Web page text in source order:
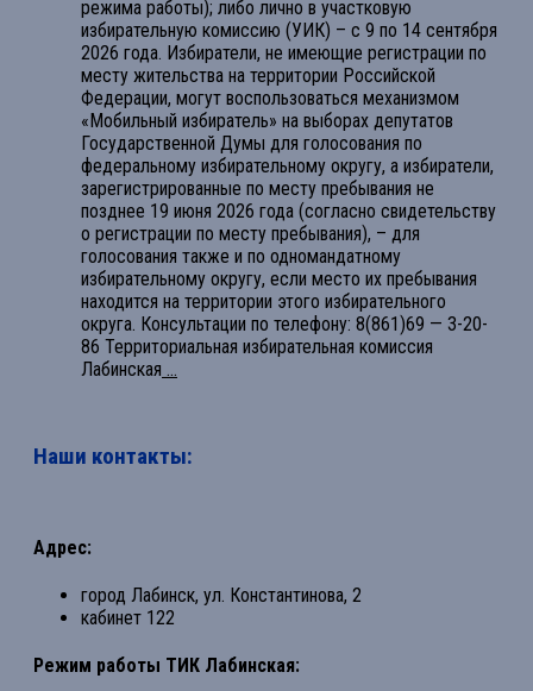
режима работы); либо лично в участковую
избирательную комиссию (УИК) – с 9 по 14 сентября
2026 года. Избиратели, не имеющие регистрации по
месту жительства на территории Российской
Федерации, могут воспользоваться механизмом
«Мобильный избиратель» на выборах депутатов
Государственной Думы для голосования по
федеральному избирательному округу, а избиратели,
зарегистрированные по месту пребывания не
позднее 19 июня 2026 года (согласно свидетельству
о регистрации по месту пребывания), – для
голосования также и по одномандатному
избирательному округу, если место их пребывания
находится на территории этого избирательного
округа. Консультации по телефону: 8(861)69 — 3-20-
86 Территориальная избирательная комиссия
Лабинская
Наши контакты:
Адрес:
город Лабинск, ул. Константинова, 2
кабинет 122
Режим работы ТИК Лабинская: